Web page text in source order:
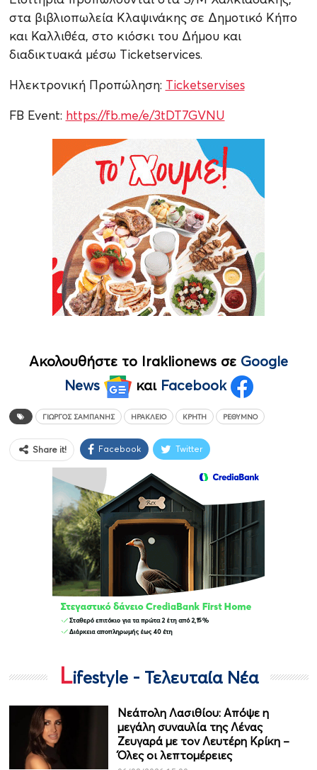
στα βιβλιοπωλεία Κλαψινάκης σε Δημοτικό Κήπο
και Καλλιθέα, στο κιόσκι του Δήμου και
διαδικτυακά μέσω Ticketservices.
Ηλεκτρονική Προπώληση: Ticketservises
FB Event: https://fb.me/e/3tDT7GVNU
Ακολουθήστε το Iraklionews σε Google
News
και Facebook
ΓΙΏΡΓΟΣ ΣΑΜΠΆΝΗΣ ΗΡΆΚΛΕΙΟ ΚΡΉΤΗ ΡΈΘΥΜΝΟ
Share it! Facebook Twitter
Lifestyle - Τελευταία Νέα
Νεάπολη Λασιθίου: Απόψε η
μεγάλη συναυλία της Λένας
Ζευγαρά με τον Λευτέρη Κρίκη –
Όλες οι λεπτομέρειες